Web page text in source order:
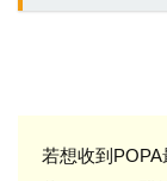
若想收到